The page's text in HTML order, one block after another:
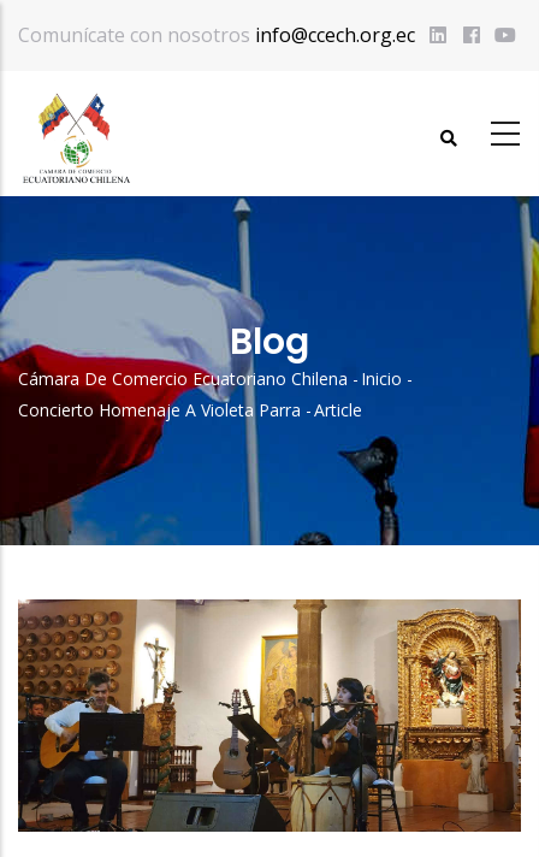
contenido
principal
Comunícate con nosotros info@ccech.org.ec
Blog
Sobrescribir
Enlaces
Ayuda
A
Navegación
Cámara De Comercio Ecuatoriano Chilena - Inicio -
Concierto Homenaje A Violeta Parra -Article